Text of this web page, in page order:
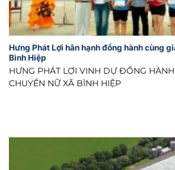
Hưng Phát Lợi hân hạnh đồng hành cùng
Bình Hiệp
HƯNG PHÁT LỢI VINH DỰ ĐỒNG
CHUYỀN NỮ XÃ BÌNH HIỆP